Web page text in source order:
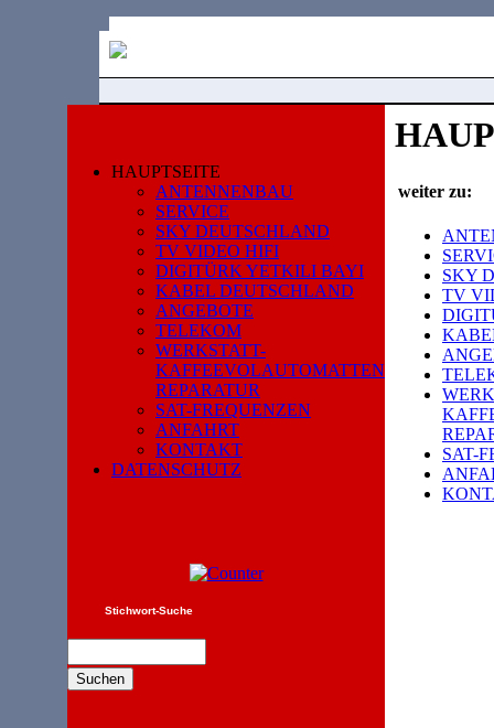
HAUPTSEITE
ANTENNENBAU
SERVICE
SKY DEUTSCHLAND
TV VIDEO HIFI
DIGITÜRK YETKILI BAYI
KABEL DEUTSCHLAND
ANGEBOTE
TELEKOM
WERKSTATT-
KAFFEEVOLAUTOMATTEN
REPARATUR
SAT-FREQUENZEN
ANFAHRT
KONTAKT
DATENSCHUTZ
Stichwort-Suche
weiter zu:
SKY
TV
SAT-